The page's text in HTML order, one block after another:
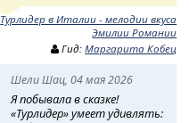
Турлидер в Италии - мелодии вкуса
Эмилии Романии
Гид:Маргарита Кобец
Шели Шац, 04 мая 2026
Я побывала в сказке!
«Турлидер» умеет удивлять: